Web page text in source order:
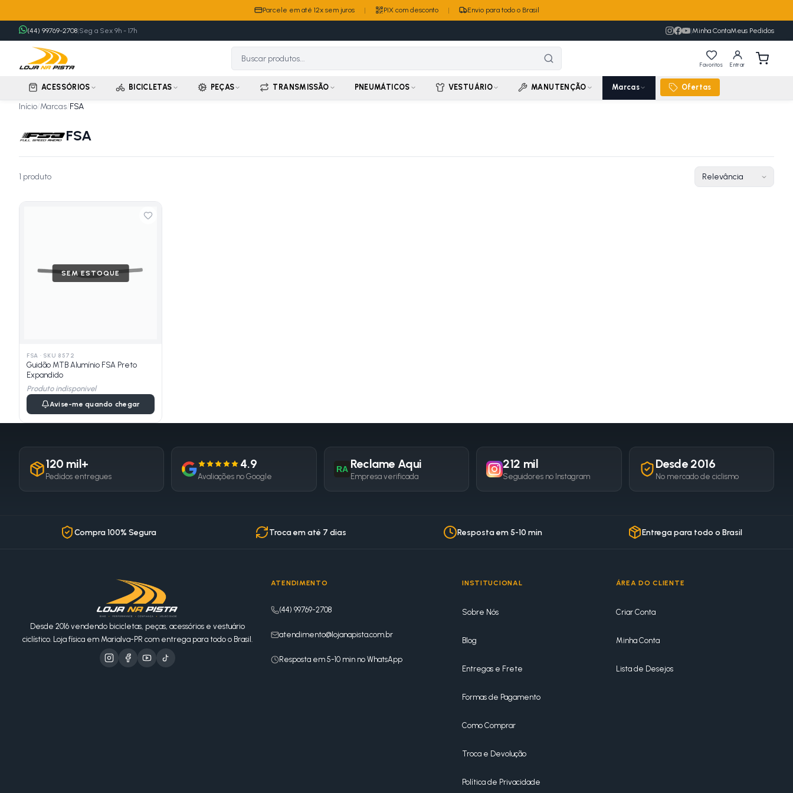
Parcele em até 12x sem juros | PIX com desconto | Envio para todo o Brasil
(44) 99769-2708|Seg a Sex 9h - 17h |Minha ContaMeus Pedidos
Favoritos Entrar
ACESSÓRIOS BICICLETAS PEÇAS TRANSMISSÃO PNEUMÁTICOS VESTUÁRIO MANUTENÇÃO Marcas Ofertas
Início/Marcas/FSA
FSA
1 produto
SEM ESTOQUE
FSA · SKU 8572
Guidão MTB Alumínio FSA Preto
Expandido
Produto indisponivel
Avise-me quando chegar
120 mil+
Pedidos entregues
4.9
Avaliações no Google
RA Reclame Aqui
Empresa verificada
212 mil
Seguidores no Instagram
Desde 2016
No mercado de ciclismo
Compra 100% Segura Troca em até 7 dias Resposta em 5-10 min Entrega para todo o Brasil
Desde 2016 vendendo bicicletas, peças, acessórios e vestuário
ciclístico. Loja física em Marialva-PR com entrega para todo o Brasil.
ATENDIMENTO
(44) 99769-2708
atendimento@lojanapista.com.br
Resposta em 5-10 min no WhatsApp
INSTITUCIONAL
Sobre Nós
Blog
Entregas e Frete
Formas de Pagamento
Como Comprar
Troca e Devolução
Política de Privacidade
ÁREA DO CLIENTE
Criar Conta
Minha Conta
Lista de Desejos